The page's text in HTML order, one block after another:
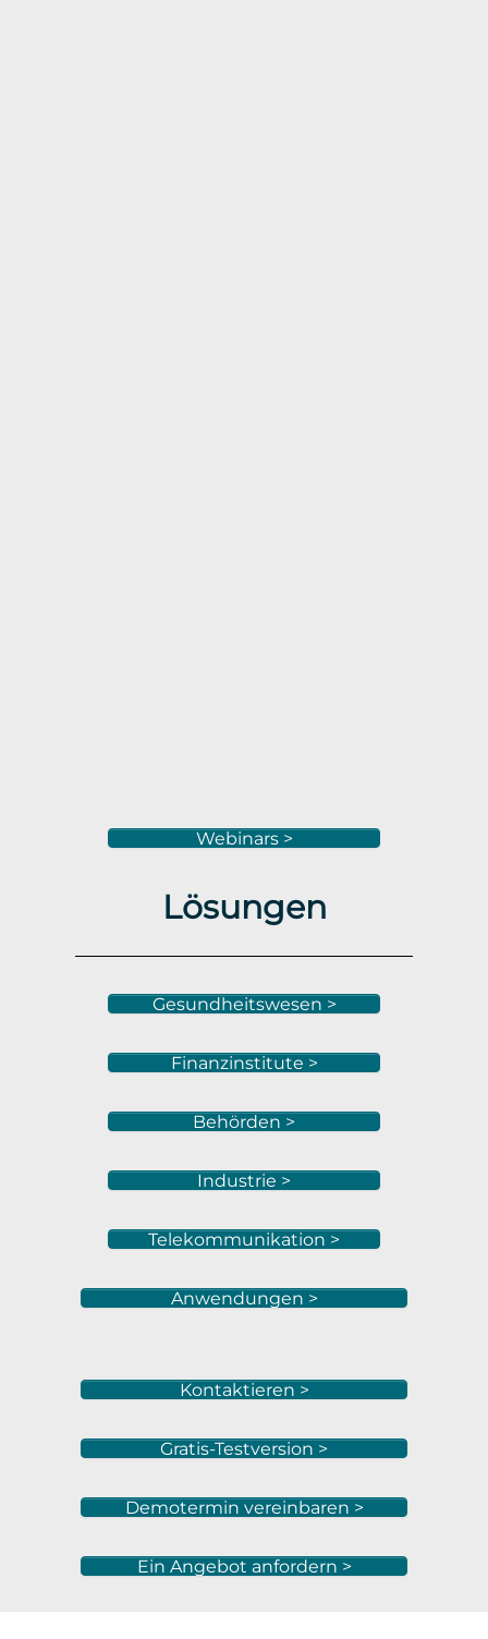
Webinars >
Lösungen
Gesundheitswesen >
Finanzinstitute >
Behörden >
Industrie >
Telekommunikation >
Anwendungen >
Kontaktieren >
Gratis-Testversion >
Demotermin vereinbaren >
Ein Angebot anfordern >